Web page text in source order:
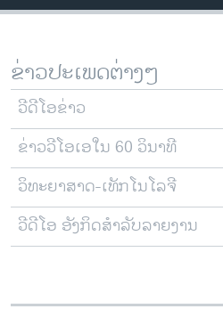
ພາສາອັງກິດ
ສຽງ
ລາຍການກະຈາຍສຽງ
ລາຍງານ
ຕິດຕາມພວກເຮົາ ທີ່
ພາສາຕ່າງໆ
ຂ່າວປະເພດຕ່າງໆ
ວີດີໂອຂ່າວ
ຂ່າວວີໂອເອໃນ 60 ວິນາທີ
ວິທະຍາສາດ-ເທັກໂນໂລຈີ
ວີດີໂອ ອັງກິດສຳລັບລາຍງານ